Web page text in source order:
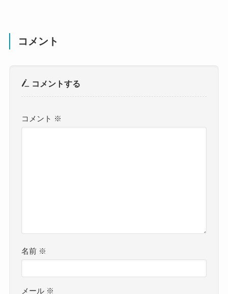
コメント
コメントする
コメント ※
名前 ※
メール ※